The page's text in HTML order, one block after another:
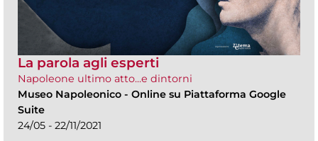
La parola agli esperti
Napoleone ultimo atto...e dintorni
Museo Napoleonico - Online su Piattaforma Google
Suite
24/05 - 22/11/2021